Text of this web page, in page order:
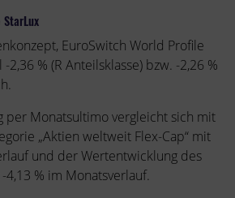
EuroSwitch World Profile
2,36 % (R Anteilsklasse) bzw. -2,26 %
per Monatsultimo vergleicht sich mit
„Aktien weltweit Flex-Cap“ mit
und der Wertentwicklung des
% im Monatsverlauf.